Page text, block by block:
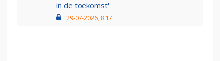
in de toekomst'
29-07-2026, 8:17